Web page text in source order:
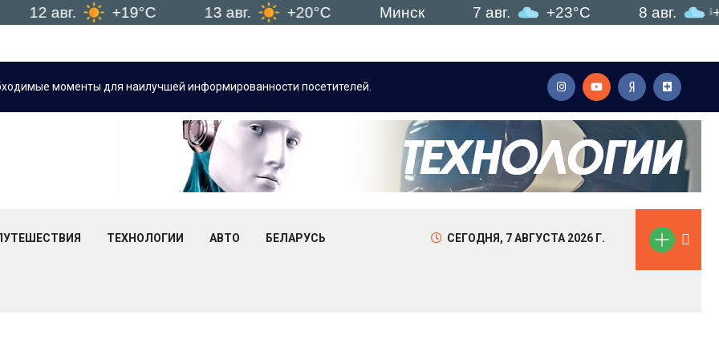
авг. +19°C 13 авг. +20°C Минск +23°C +18°C
моменты для наилучшей информированности посетителей. Мы объединили все необходимые моменты для
ТЕХНОЛОГИИ АВТО БЕЛАРУСЬ СЕГОДНЯ, 7 АВГУСТА 2026 Г.